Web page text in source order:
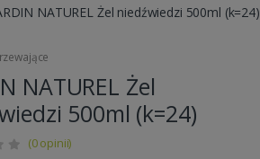
NATUREL Żel niedźwiedzi 500ml (k=24)
NATUREL Żel
500ml (k=24)
(0 opinii)